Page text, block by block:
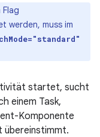
werden, muss im
startet, sucht
einem Task,
Komponente
übereinstimmt.